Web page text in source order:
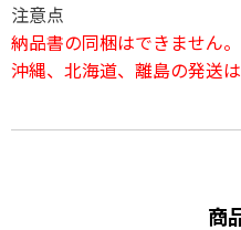
注意点
納品書の同梱はできません。
沖縄、北海道、離島の発送は
商